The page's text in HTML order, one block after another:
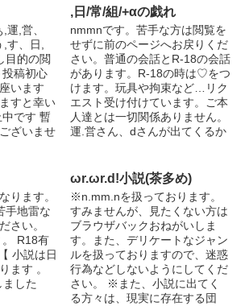
待ちして
況者さ
ーム
またおい
ける) 年下組が地雷ですね笑 あ
と、シリアスや死ネタなども苦
手です。(ハッピーエンドにな
るならオッケーです！) 書ける
歌い手さん達は、 ・USSS ・
AftertheRain ・しゃけんがん ・
Eveくん･Souくん 書ける歌い
手さんが少ないんですよ笑 主
にurtさん受けかも(((ﾎﾞｿｯ よろ
しくお願いします┏○ﾍﾟｺ
,営、
す、日,
目的の閲
稿初心
います
すと幸い
です 暫
ざいませ
生した
にしてま
有名英字
日(4)
,日/常/組/+αの戯れ
nmmnです。苦手な方は閲覧を
せずに前のページへお戻りくだ
さい。普通の会話とR-18の会話
があります。R-18の時は♡をつ
けます。玩具や拘束など…リク
エスト受け付けています。ご本
人達とは一切関係ありません。
運.営さん、dさんが出てくるか
人様をフォローしていない方の
み繋がります。 パスワード
は… 毒素数字(4) 有名英字(3)
有名数字(3) となっています。
わからなければご自身で調べて
いただけると嬉しいです。 パ
スワードがわからない方が多く
いたので簡単なものにさせて頂
きました。
ります。
手地雷な
さい。
R18有
小説は日
ます 。
した
ωr.ωr.d!小説(茶多め)
※n.mm.nを扱っております。
すみませんが、見たくない方は
ブラウザバックおねがいしま
す。また、デリケートなジャン
ルを扱っておりますので、迷惑
行為などしないようにしてくだ
さい。 ※また、小説に出てく
る方々は、現実に存在する団